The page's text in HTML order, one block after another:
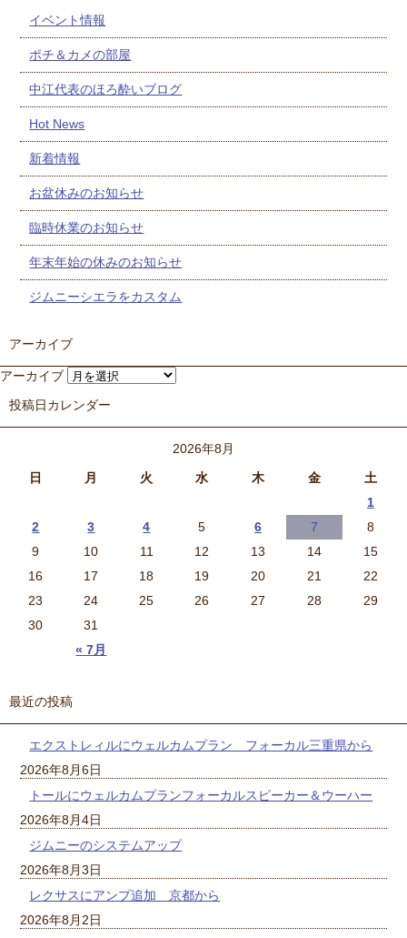
イベント情報
ポチ＆カメの部屋
中江代表のほろ酔いブログ
Hot News
新着情報
お盆休みのお知らせ
臨時休業のお知らせ
年末年始の休みのお知らせ
ジムニーシエラをカスタム
アーカイブ
アーカイブ
投稿日カレンダー
2026年8月
日
月 火 水 木 金 土
« 7月
1
2
3 4 5 6 7
8
9
10 11 12 13 14
15
16
17 18 19 20 21
22
23
24 25 26 27 28
29
30
31
最近の投稿
エクストレィルにウェルカムプラン フォーカル三重県から
2026年8月6日
トールにウェルカムプランフォーカルスピーカー＆ウーハー
2026年8月4日
ジムニーのシステムアップ
2026年8月3日
レクサスにアンプ追加 京都から
2026年8月2日